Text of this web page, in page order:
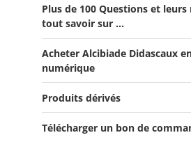
Offre Spéciale “De la fin de la
fondation de l’Empire”
Offre Collection complète
Plus de 100 Questions et
tout savoir sur ...
Acheter Alcibiade Didascaux
numérique
Produits dérivés
Télécharger un bon de